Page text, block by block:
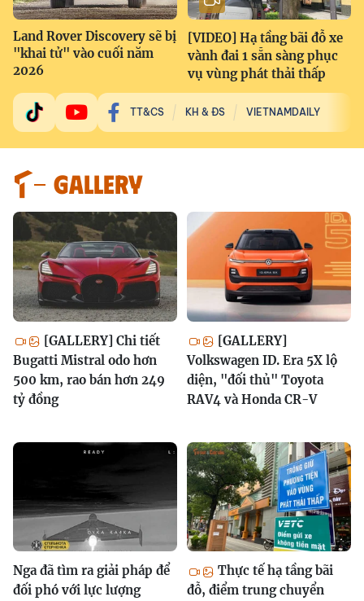
Land Rover Discovery sẽ bị
"khai tử" vào cuối năm
2026
[VIDEO] Hạ tầng bãi đỗ xe
vành đai 1 sẵn sàng phục
vụ vùng phát thải thấp
TT&CS KH & ĐS VIETNAMDAILY
GALLERY
[GALLERY] Chi tiết
Bugatti Mistral odo hơn
500 km, rao bán hơn 249
tỷ đồng
[GALLERY]
Volkswagen ID. Era 5X lộ
diện, "đối thủ" Toyota
RAV4 và Honda CR-V
Nga đã tìm ra giải pháp để
đối phó với lực lượng
Thực tế hạ tầng bãi
đỗ, điểm trung chuyển